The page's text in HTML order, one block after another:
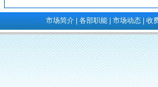
市场简介|各部职能|市场动态|收